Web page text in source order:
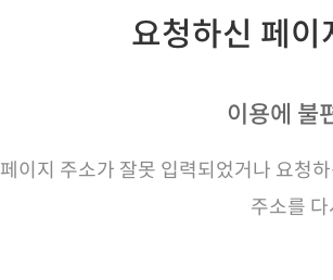
요청하신 페
이용에 불
페이지 주소가 잘못 입력되었거나 요청
주소를